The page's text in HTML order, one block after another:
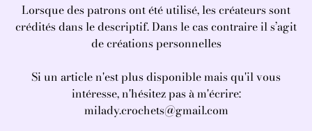
Lorsque des patrons ont été utilisé, les créateurs sont
crédités dans le descriptif. Dans le cas contraire il s’agit
de créations personnelles
Si un article n'est plus disponible mais qu'il vous
intéresse, n'hésitez pas à m'écrire:
milady.crochets@gmail.com